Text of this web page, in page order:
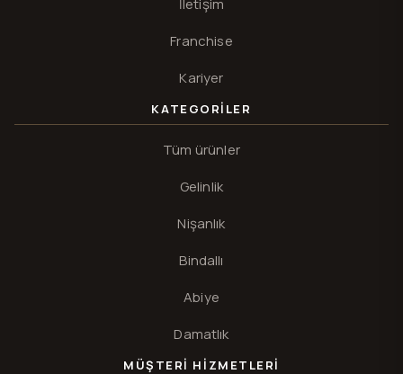
İletişim
Franchise
Kariyer
KATEGORILER
Tüm ürünler
Gelinlik
Nişanlık
Bindallı
Abiye
Damatlık
MÜŞTERI HIZMETLERI